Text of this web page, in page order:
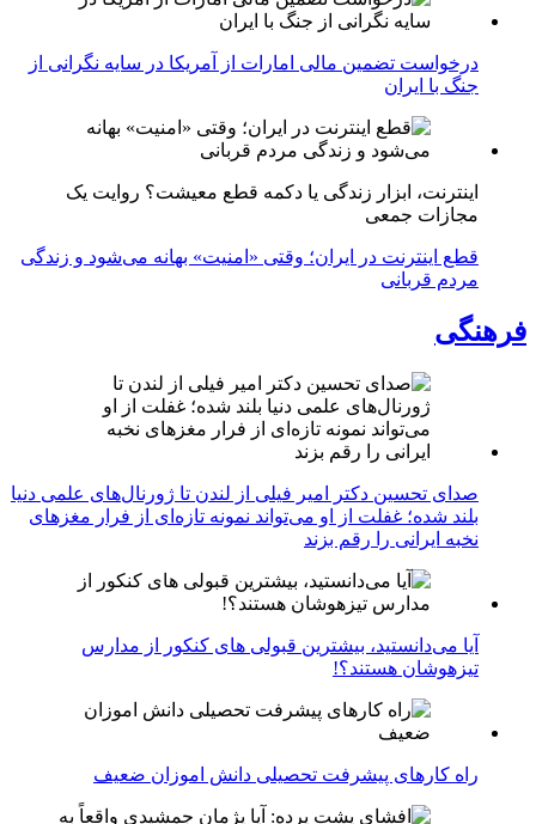
درخواست تضمین مالی امارات از آمریکا در سایه نگرانی از
جنگ با ایران
اینترنت، ابزار زندگی یا دکمه قطع معیشت؟ روایت یک
مجازات جمعی
قطع اینترنت در ایران؛ وقتی «امنیت» بهانه می‌شود و زندگی
مردم قربانی
فرهنگی
صدای تحسین دکتر امیر فیلی از لندن تا ژورنال‌های علمی دنیا
بلند شده؛ غفلت از او می‌تواند نمونه تازه‌ای از فرار مغزهای
نخبه ایرانی را رقم بزند
آیا می‌دانستید، بیشترین قبولی های کنکور از مدارس
تیزهوشان هستند؟!
راه کارهای پیشرفت تحصیلی دانش اموزان ضعیف